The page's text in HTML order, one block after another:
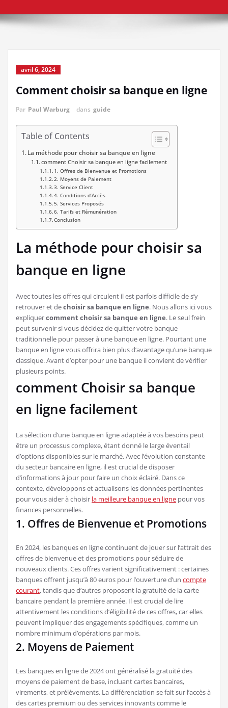
avril 6, 2024
Comment choisir sa banque en ligne
Par Paul Warburg dans guide
Table of Contents
La méthode pour choisir sa banque en ligne
comment Choisir sa banque en ligne facilement
1. Offres de Bienvenue et Promotions
2. Moyens de Paiement
3. Service Client
4. Conditions d’Accès
5. Services Proposés
6. Tarifs et Rémunération
Conclusion
La méthode pour choisir sa
banque en ligne
Avec toutes les offres qui circulent il est parfois difficile de s’y
retrouver et dechoisir sa banque en ligne. Nous allons ici vous
expliquercomment choisir sa banque en ligne. Le seul frein
peut survenir si vous décidez de quitter votre banque
traditionnelle pour passer à une banque en ligne. Pourtant une
banque en ligne vous offrira bien plus d’avantage qu’une banque
classique. Avant d’opter pour une banque il convient de vérifier
plusieurs points.
comment Choisir sa banque
en ligne facilement
La sélection d’une banque en ligne adaptée à vos besoins peut
être un processus complexe, étant donné le large éventail
d’options disponibles sur le marché. Avec l’évolution constante
du secteur bancaire en ligne, il est crucial de disposer
d’informations à jour pour faire un choix éclairé. Dans ce
contexte, développons et actualisons les données pertinentes
pour vous aider à choisir la meilleure banque en ligne pour vos
finances personnelles.
1. Offres de Bienvenue et Promotions
En 2024, les banques en ligne continuent de jouer sur l’attrait des
offres de bienvenue et des promotions pour séduire de
nouveaux clients. Ces offres varient significativement : certaines
banques offrent jusqu’à 80 euros pour l’ouverture d’un compte
courant, tandis que d’autres proposent la gratuité de la carte
bancaire pendant la première année. Il est crucial de lire
attentivement les conditions d’éligibilité de ces offres, car elles
peuvent impliquer des engagements spécifiques, comme un
nombre minimum d’opérations par mois.
2. Moyens de Paiement
Les banques en ligne de 2024 ont généralisé la gratuité des
moyens de paiement de base, incluant cartes bancaires,
virements, et prélèvements. La différenciation se fait sur l’accès à
des cartes premium ou des services innovants comme le